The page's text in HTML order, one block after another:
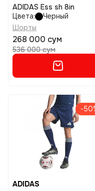
ADIDAS Ess sh 8in
Цвета:
Черный
Шорты
268 000 сум
536 000 сум
-
ADIDAS